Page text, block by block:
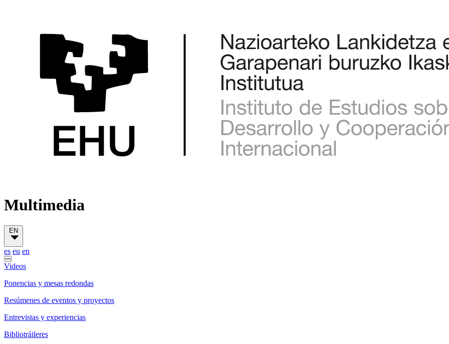
Multimedia
EN
es eu en
Videos
Ponencias y mesas redondas
Resúmenes de eventos y proyectos
Entrevistas y experiencias
Bibliotráileres